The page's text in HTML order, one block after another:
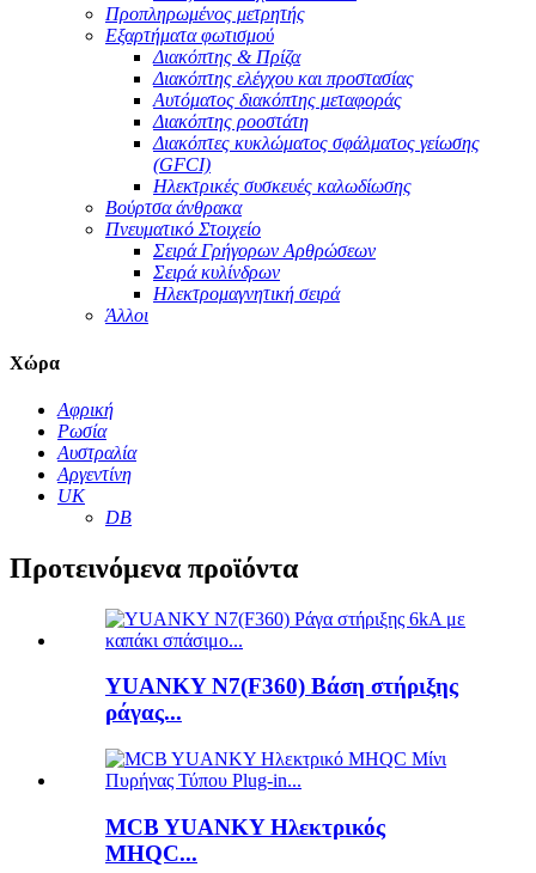
Προπληρωμένος μετρητής
Εξαρτήματα φωτισμού
Διακόπτης & Πρίζα
Διακόπτης ελέγχου και προστασίας
Αυτόματος διακόπτης μεταφοράς
Διακόπτης ροοστάτη
Διακόπτες κυκλώματος σφάλματος γείωσης
(GFCI)
Ηλεκτρικές συσκευές καλωδίωσης
Βούρτσα άνθρακα
Πνευματικό Στοιχείο
Σειρά Γρήγορων Αρθρώσεων
Σειρά κυλίνδρων
Ηλεκτρομαγνητική σειρά
Άλλοι
Χώρα
Αφρική
Ρωσία
Αυστραλία
Αργεντίνη
UK
DB
Προτεινόμενα προϊόντα
YUANKY N7(F360) Βάση στήριξης
ράγας...
MCB YUANKY Ηλεκτρικός
MHQC...